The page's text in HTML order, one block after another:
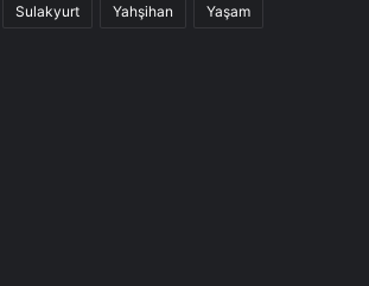
Sulakyurt Yahşihan Yaşam